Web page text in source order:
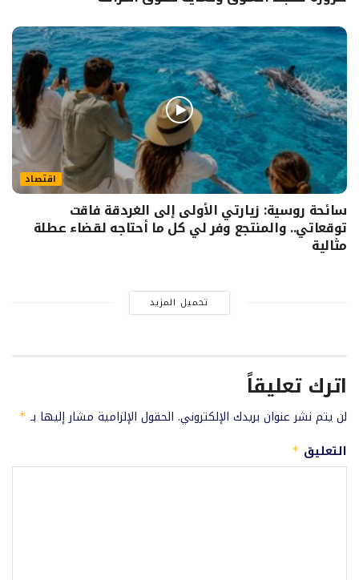
اقتصاد
سائحة روسية: زيارتي الأولى إلى الغردقة فاقت
توقعاتي.. والمنتجع وفر لي كل ما أحتاجه لقضاء عطلة
مثالية
تحميل المزيد
اترك تعليقاً
لن يتم نشر عنوان بريدك الإلكتروني. الحقول الإلزامية مشار إليها بـ *
التعليق *